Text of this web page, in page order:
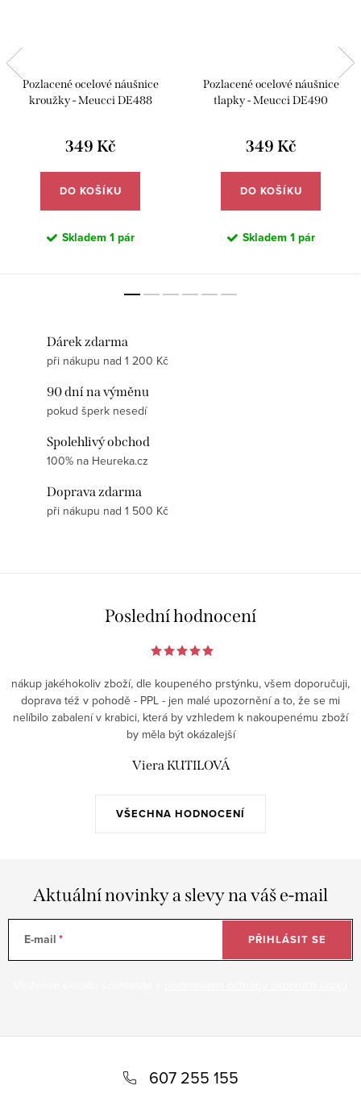
Pozlacené ocelové náušnice
kroužky - Meucci DE488
349 Kč
DO KOŠÍKU
Skladem 1 pár
Pozlacené ocelové náušnice
tlapky - Meucci DE490
349 Kč
DO KOŠÍKU
Skladem 1 pár
Dárek zdarma
při nákupu nad 1 200 Kč
90 dní na výměnu
pokud šperk nesedí
Spolehlivý obchod
100% na Heureka.cz
Doprava zdarma
při nákupu nad 1 500 Kč
Poslední hodnocení
VŠECHNA HODNOCENÍ
nákup jakéhokoliv zboží, dle koupeného prstýnku, všem doporučuji,
doprava též v pohodě - PPL - jen malé upozornění a to, že se mi
nelíbilo zabalení v krabici, která by vzhledem k nakoupenému zboží
by měla být okázalejší
Viera KUTILOVÁ
Aktuální novinky a slevy na váš e-mail
E-mail PŘIHLÁSIT SE
607 255 155